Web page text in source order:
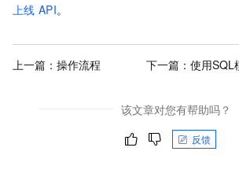
上线 API。
上一篇： 操作流程 下一篇： 使用SQL
该文章对您有帮助吗？
反馈